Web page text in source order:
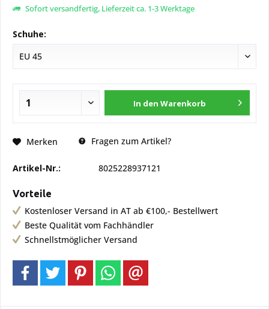
Sofort versandfertig, Lieferzeit ca. 1-3 Werktage
Schuhe:
In den Warenkorb
Merken Fragen zum Artikel?
Artikel-Nr.: 8025228937121
Vorteile
Kostenloser Versand in AT ab €100,- Bestellwert
Beste Qualität vom Fachhändler
Schnellstmöglicher Versand